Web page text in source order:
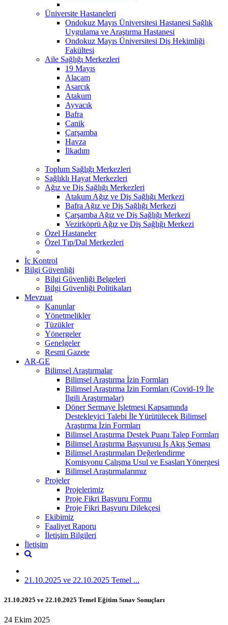
Üniversite Hastaneleri
Ondokuz Mayıs Üniversitesi Hastanesi Sağlık
Uygulama ve Araştırma Hastanesi
Ondokuz Mayıs Üniversitesi Diş Hekimliği
Fakültesi
Aile Sağlığı Merkezleri
19 Mayıs
Alaçam
Asarcık
Atakum
Ayvacık
Bafra
Canik
Çarşamba
Havza
İlkadım
Toplum Sağlığı Merkezleri
Sağlıklı Hayat Merkezleri
Ağız ve Diş Sağlığı Merkezleri
Atakum Ağız ve Diş Sağlığı Merkezi
Bafra Ağız ve Diş Sağlığı Merkezi
Çarşamba Ağız ve Diş Sağlığı Merkezi
Vezirköprü Ağız ve Diş Sağlığı Merkezi
Özel Hastaneler
Özel Tıp/Dal Merkezleri
İç Kontrol
Bilgi Güvenliği
Bilgi Güvenliği Belgeleri
Bilgi Güvenliği Politikaları
Mevzuat
Kanunlar
Yönetmelikler
Tüzükler
Yönergeler
Genelgeler
Resmi Gazete
AR-GE
Bilimsel Araştırmalar
Bilimsel Araştırma İzin Formları
Bilimsel Araştırma İzin Formları (Covid-19 İle
İlgili Araştırmalar)
Döner Sermaye İşletmesi Kapsamında
Destekleyici Talebi İle Yürütülecek Bilimsel
Araştırma İzin Formları
Bilimsel Araştırma Destek Puanı Talep Formları
Bilimsel Araştırma Başvurusu İş Akış Şeması
Bilimsel Araştırmaları Değerlendirme
Komisyonu Çalışma Usul ve Esasları Yönergesi
Bilimsel Araştırmalarımız
Projeler
Projelerimiz
Proje Fikri Başvuru Formu
Proje Fikri Başvuru Dilekçesi
Ekibimiz
Faaliyet Raporu
İletişim Bilgileri
İletişim
21.10.2025 ve 22.10.2025 Temel ...
21.10.2025 ve 22.10.2025 Temel Eğitim Sınav Sonuçları
24 Ekim 2025